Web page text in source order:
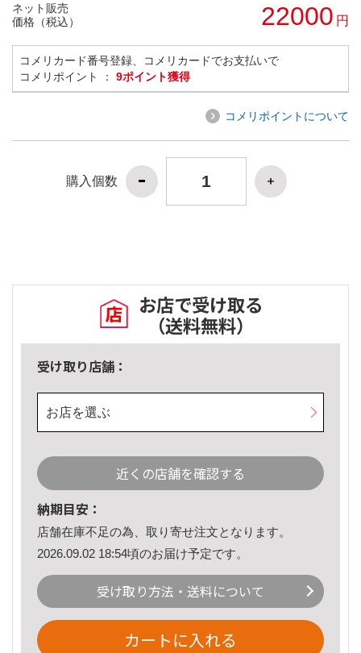
ネット販売
価格（税込）
22000 円
コメリカード番号登録、コメリカードでお支払いで
コメリポイント ： 9ポイント獲得
コメリポイントについて
購入個数
お店で受け取る
（送料無料）
受け取り店舗：
お店を選ぶ
近くの店舗を確認する
納期目安：
店舗在庫不足の為、取り寄せ注文となります。
2026.09.02 18:54頃のお届け予定です。
受け取り方法・送料について
カートに入れる